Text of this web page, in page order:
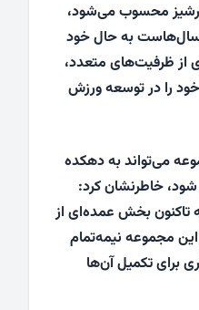
محسوب می‌شود،
به حال خود
از ظرفیت‌های متعدد،
را در توسعه ورزش
می‌تواند به دهکده
خاطرنشان کرد:
تاکنون بخش عمده‌ای از
مجموعه نیمه‌تمام
برای تکمیل آن‌ها